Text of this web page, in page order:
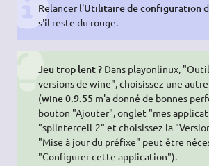
Relancer l'Utilitaire de configuration
s'il reste du rouge.
Jeu trop lent ?Dans playonlinux,
versions de wine", choisissez une
(wine 0.9.55 m'a donné de bonnes
bouton "Ajouter", onglet "mes
"splintercell-2" et choisissez la
"Mise à jour du préfixe" peut être
"Configurer cette application").